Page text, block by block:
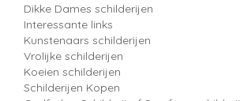
Dikke Dames schilderijen
Interessante links
Kunstenaars schilderijen
Vrolijke schilderijen
Koeien schilderijen
Schilderijen Kopen